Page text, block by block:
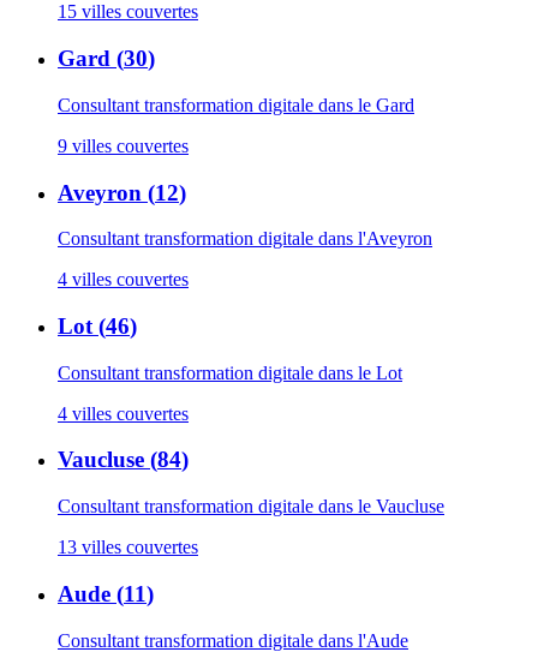
15 villes couvertes
Gard (30)
Consultant transformation digitale dans le Gard
9 villes couvertes
Aveyron (12)
Consultant transformation digitale dans l'Aveyron
4 villes couvertes
Lot (46)
Consultant transformation digitale dans le Lot
4 villes couvertes
Vaucluse (84)
Consultant transformation digitale dans le Vaucluse
13 villes couvertes
Aude (11)
Consultant transformation digitale dans l'Aude